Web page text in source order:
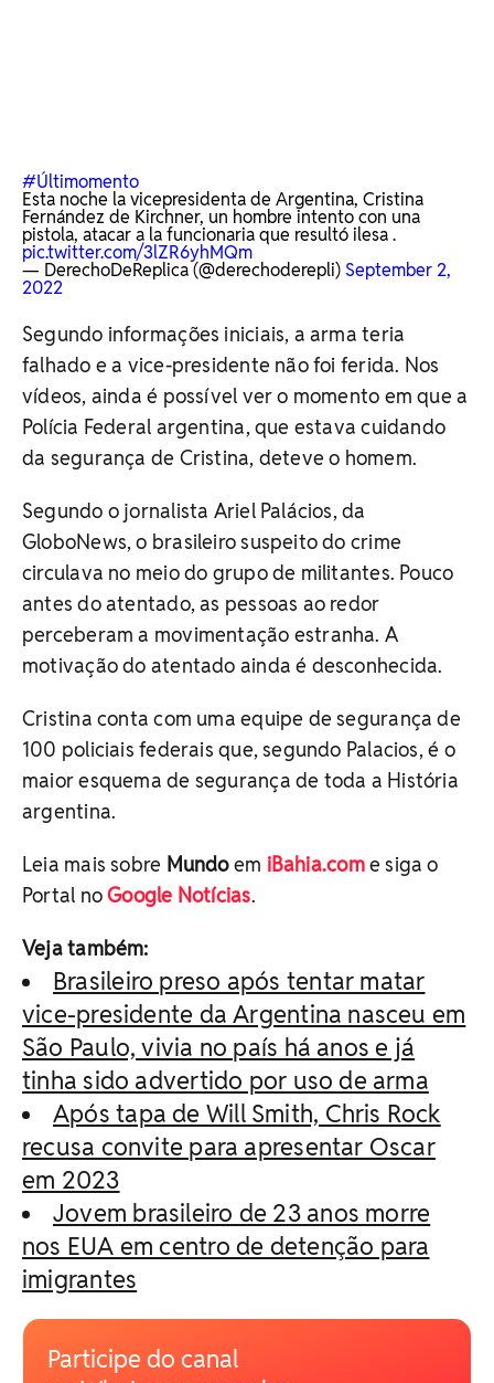
#Últimomento
Esta noche la vicepresidenta de Argentina, Cristina
Fernández de Kirchner, un hombre intento con una
pistola, atacar a la funcionaria que resultó ilesa .
pic.twitter.com/3lZR6yhMQm
— DerechoDeReplica (@derechoderepli) September 2,
2022
Segundo informações iniciais, a arma teria
falhado e a vice-presidente não foi ferida. Nos
vídeos, ainda é possível ver o momento em que a
Polícia Federal argentina, que estava cuidando
da segurança de Cristina, deteve o homem.
Segundo o jornalista Ariel Palácios, da
GloboNews, o brasileiro suspeito do crime
circulava no meio do grupo de militantes. Pouco
antes do atentado, as pessoas ao redor
perceberam a movimentação estranha. A
motivação do atentado ainda é desconhecida.
Cristina conta com uma equipe de segurança de
100 policiais federais que, segundo Palacios, é o
maior esquema de segurança de toda a História
argentina.
Leia mais sobre Mundoem iBahia.come siga o
Portal noGoogle Notícias.
Veja também:
Brasileiro preso após tentar matar
vice-presidente da Argentina nasceu em
São Paulo, vivia no país há anos e já
tinha sido advertido por uso de arma
Após tapa de Will Smith, Chris Rock
recusa convite para apresentar Oscar
em 2023
Jovem brasileiro de 23 anos morre
nos EUA em centro de detenção para
imigrantes
Participe do canal